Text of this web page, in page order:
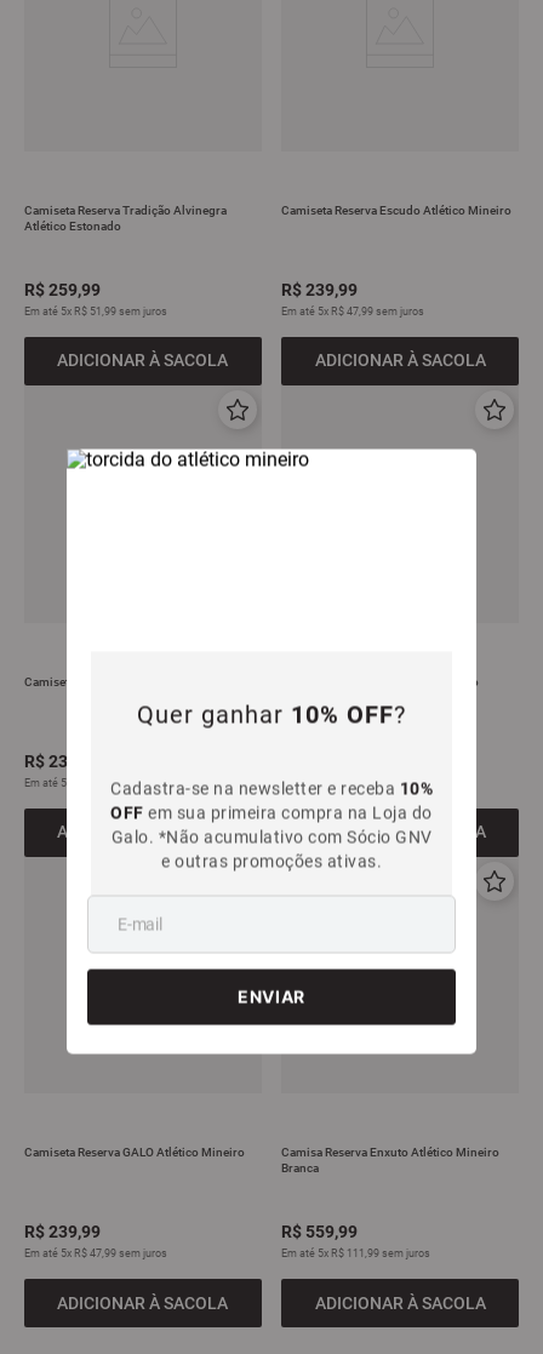
Quer ganhar 10% OFF?
Cadastra-se na newsletter e receba 10%
OFF em sua primeira compra na Loja do
Galo. *Não acumulativo com Sócio GNV
e outras promoções ativas.
Camiseta Reserva Tradição Alvinegra
Atlético Estonado
R$259,99
Em até 5x R$ 51 99 sem juros
ADICIONAR À SACOLA
Camiseta Reserva Escudo Atlético Mineiro
R$239,99
Em até 5x R$ 47 ,99 sem juros
ADICIONAR À SACOLA
Camiseta Reserva CAM Atlético Mineiro
R$239
Em até 5 99sem juros
ADICIONAR À SACOLA
Camiseta Reserva Alvinegro Atlético
Em até5 xR$ 47,99 sem juros
ADICIONAR À SACOLA
Camiseta Reserva GALO Atlético Mineiro
R$239,99
Em até 5x R$ 47,99 sem juros
ADICIONAR À SACOLA
Camisa Reserva Enxuto Atlético Mineiro
Branca
R$ 559,99
Em até 5x R$ 111,99 sem juros
ADICIONAR À SACOLA